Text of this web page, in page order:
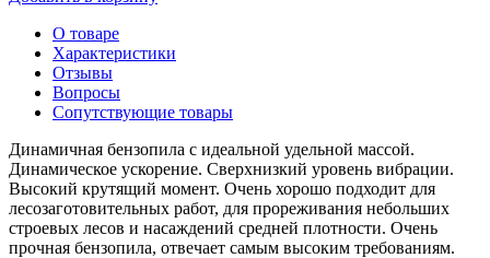
О товаре
Характеристики
Отзывы
Вопросы
Сопутствующие товары
Динамичная бензопила с идеальной удельной массой.
Динамическое ускорение. Сверхнизкий уровень вибрации.
Высокий крутящий момент. Очень хорошо подходит для
лесозаготовительных работ, для прореживания небольших
строевых лесов и насаждений средней плотности. Очень
прочная бензопила, отвечает самым высоким требованиям.